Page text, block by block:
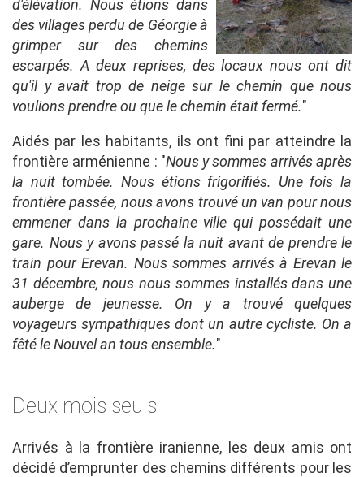
d'élévation. Nous étions dans
des villages perdu de Géorgie à
grimper sur des chemins
escarpés. A deux reprises, des locaux nous ont dit
qu'il y avait trop de neige sur le chemin que nous
voulions prendre ou que le chemin était fermé."
Aidés par les habitants, ils ont fini par atteindre la
frontière arménienne : "Nous y sommes arrivés après
la nuit tombée. Nous étions frigorifiés. Une fois la
frontière passée, nous avons trouvé un van pour nous
emmener dans la prochaine ville qui possédait une
gare. Nous y avons passé la nuit avant de prendre le
train pour Erevan. Nous sommes arrivés à Erevan le
31 décembre, nous nous sommes installés dans une
auberge de jeunesse. On y a trouvé quelques
voyageurs sympathiques dont un autre cycliste. On a
fêté le Nouvel an tous ensemble."
Deux mois seuls
Arrivés à la frontière iranienne, les deux amis ont
décidé d’emprunter des chemins différents pour les